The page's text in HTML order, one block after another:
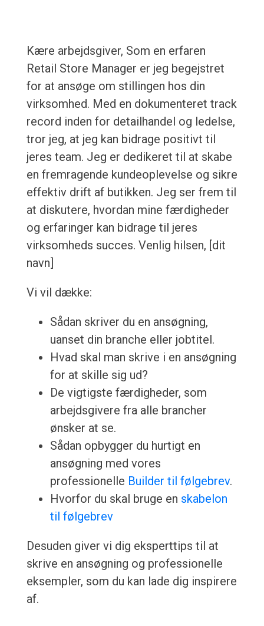
Kære arbejdsgiver, Som en erfaren
Retail Store Manager er jeg begejstret
for at ansøge om stillingen hos din
virksomhed. Med en dokumenteret track
record inden for detailhandel og ledelse,
tror jeg, at jeg kan bidrage positivt til
jeres team. Jeg er dedikeret til at skabe
en fremragende kundeoplevelse og sikre
effektiv drift af butikken. Jeg ser frem til
at diskutere, hvordan mine færdigheder
og erfaringer kan bidrage til jeres
virksomheds succes. Venlig hilsen, [dit
navn]
Vi vil dække:
Sådan skriver du en ansøgning,
uanset din branche eller jobtitel.
Hvad skal man skrive i en ansøgning
for at skille sig ud?
De vigtigste færdigheder, som
arbejdsgivere fra alle brancher
ønsker at se.
Sådan opbygger du hurtigt en
ansøgning med vores
professionelle Builder til følgebrev.
Hvorfor du skal bruge en skabelon
til følgebrev
Desuden giver vi dig eksperttips til at
skrive en ansøgning og professionelle
eksempler, som du kan lade dig inspirere
af.